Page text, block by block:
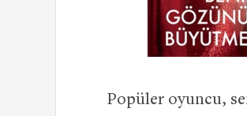
Popüler oyuncu,